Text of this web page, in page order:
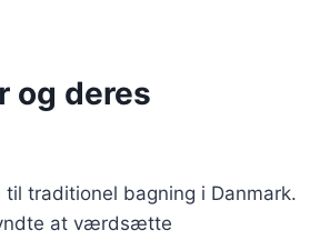
og deres
traditionel bagning i Danmark.
at værdsætte